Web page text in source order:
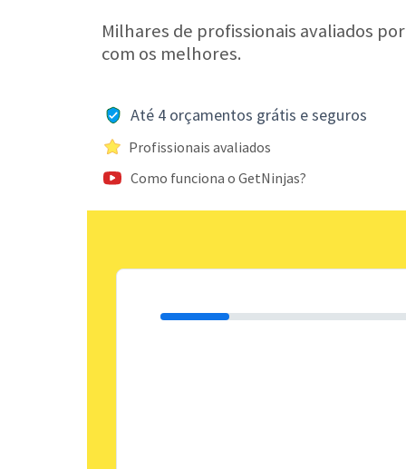
Milhares de profissionais avaliados
com os melhores.
Até 4 orçamentos grátis e seguros
Profissionais avaliados
Como funciona o GetNinjas?